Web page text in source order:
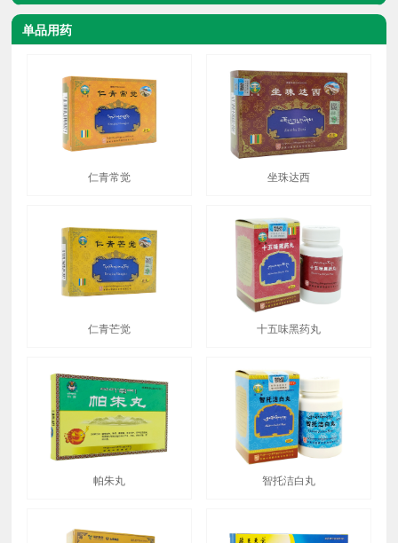
单品用药
仁青常觉 坐珠达西
仁青芒觉 十五味黑药丸
帕朱丸 智托洁白丸